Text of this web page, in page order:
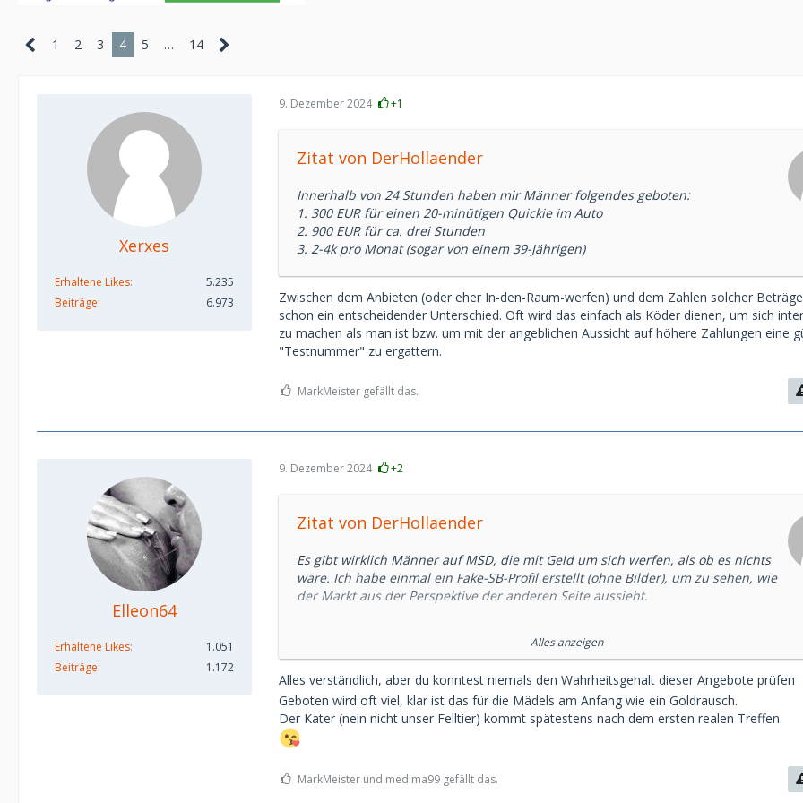
1 2 3 4 5 … 14
Xerxes
Erhaltene Likes
5.235
Beiträge
6.973
9. Dezember 2024 +1
Zitat von DerHollaender
Innerhalb von 24 Stunden haben mir Männer folgendes geboten:
1. 300 EUR für einen 20-minütigen Quickie im Auto
2. 900 EUR für ca. drei Stunden
3. 2-4k pro Monat (sogar von einem 39-Jährigen)
Zwischen dem Anbieten (oder eher In-den-Raum-werfen) und dem Zahlen solcher
schon ein entscheidender Unterschied. Oft wird das einfach als Köder dienen, um sich
zu machen als man ist bzw. um mit der angeblichen Aussicht auf höhere Zahlungen eine
"Testnummer" zu ergattern.
MarkMeister gefällt das.
Elleon64
Erhaltene Likes
1.051
Beiträge
1.172
9. Dezember 2024 +2
Zitat von DerHollaender
Es gibt wirklich Männer auf MSD, die mit Geld um sich werfen, als ob es nichts
wäre. Ich habe einmal ein Fake-SB-Profil erstellt (ohne Bilder), um zu sehen, wie
der Markt aus der Perspektive der anderen Seite aussieht.
1. 300 EUR für einen 20-minütigen Quickie im Auto
3. 2-4k pro Monat (sogar von einem 39-Jährigen)
Besonders der letzte Punkt klingt für mich wirklich seltsam. Ich weiß nicht
einmal, welche Berufe in Deutschland zu einem verfügbaren Einkommen von
über 4.000 führen würden (man muss auch für zusätzliche Kosten aufkommen,
etwa 6.000 pro Monat nach Steuern. Dann braucht man noch mindestens 2.000
Alles anzeigen
Alles verständlich, aber du konntest niemals den Wahrheitsgehalt dieser Angebote prüfen
Geboten wird oft viel, klar ist das für die Mädels am Anfang wie ein Goldrausch.
Der Kater (nein nicht unser Felltier) kommt spätestens nach dem ersten realen Treffen.
MarkMeister und medima99 gefällt das.